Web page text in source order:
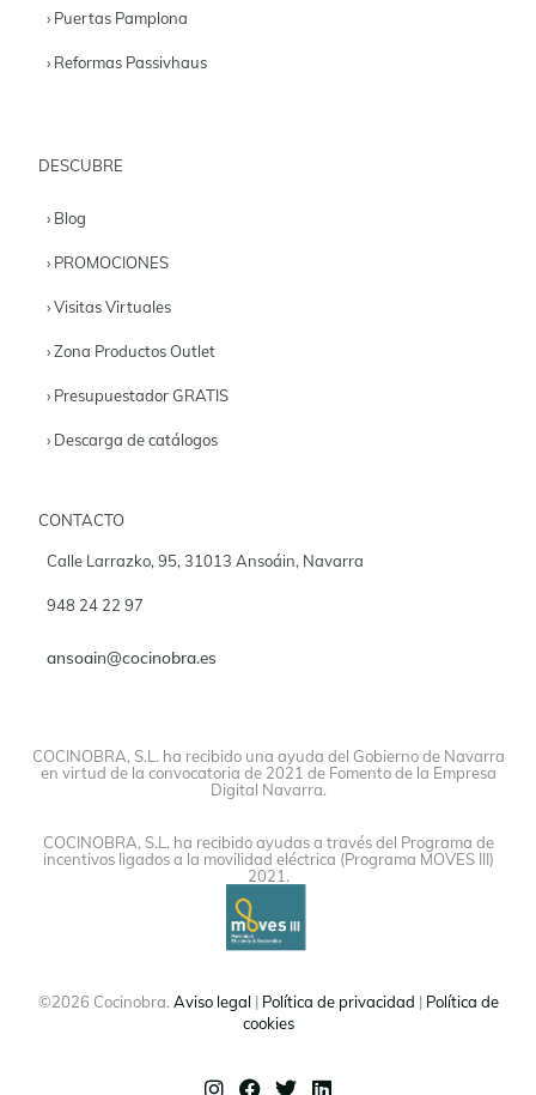
› Puertas Pamplona
› Reformas Passivhaus
DESCUBRE
› Blog
› PROMOCIONES
› Visitas Virtuales
› Zona Productos Outlet
› Presupuestador GRATIS
› Descarga de catálogos
CONTACTO
Calle Larrazko, 95, 31013 Ansoáin, Navarra
948 24 22 97
ansoain@cocinobra.es
COCINOBRA, S.L. ha recibido una ayuda del Gobierno de Navarra
en virtud de la convocatoria de 2021 de Fomento de la Empresa
Digital Navarra.
COCINOBRA, S.L. ha recibido ayudas a través del Programa de
incentivos ligados a la movilidad eléctrica (Programa MOVES III)
2021.
©2026 Cocinobra. Aviso legal | Política de privacidad | Política de
cookies